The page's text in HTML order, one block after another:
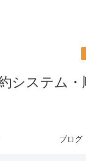
ブログ